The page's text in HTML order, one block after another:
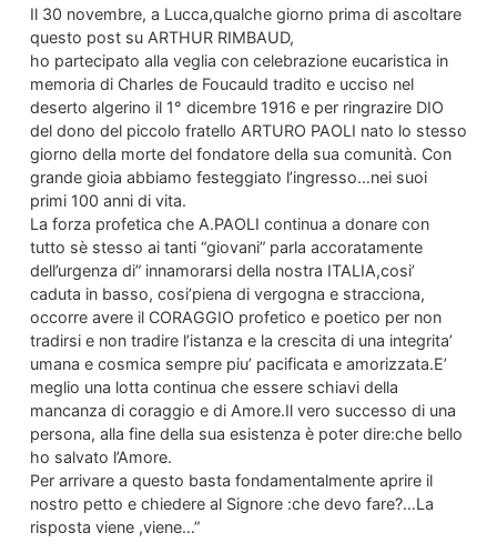
Il 30 novembre, a Lucca,qualche giorno prima di ascoltare
questo post su ARTHUR RIMBAUD,
ho partecipato alla veglia con celebrazione eucaristica in
memoria di Charles de Foucauld tradito e ucciso nel
deserto algerino il 1° dicembre 1916 e per ringrazire DIO
del dono del piccolo fratello ARTURO PAOLI nato lo stesso
giorno della morte del fondatore della sua comunità. Con
grande gioia abbiamo festeggiato l’ingresso…nei suoi
primi 100 anni di vita.
La forza profetica che A.PAOLI continua a donare con
tutto sè stesso ai tanti “giovani” parla accoratamente
dell’urgenza di” innamorarsi della nostra ITALIA,cosi’
caduta in basso, cosi’piena di vergogna e stracciona,
occorre avere il CORAGGIO profetico e poetico per non
tradirsi e non tradire l’istanza e la crescita di una integrita’
umana e cosmica sempre piu’ pacificata e amorizzata.E’
meglio una lotta continua che essere schiavi della
mancanza di coraggio e di Amore.Il vero successo di una
persona, alla fine della sua esistenza è poter dire:che bello
ho salvato l’Amore.
Per arrivare a questo basta fondamentalmente aprire il
nostro petto e chiedere al Signore :che devo fare?…La
risposta viene ,viene…”